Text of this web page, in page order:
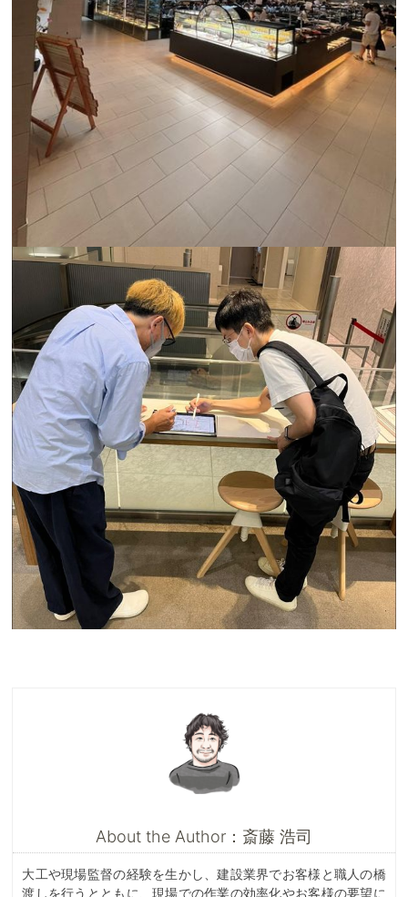
About the Author：斎藤 浩司
大工や現場監督の経験を生かし、建設業界でお客様と職人の橋
渡しを行うとともに、現場での作業の効率化やお客様の要望に